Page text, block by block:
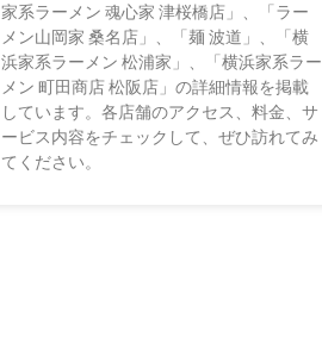
家系ラーメン 魂心家 津桜橋店」、「ラー
メン山岡家 桑名店」、「麺 波道」、「横
浜家系ラーメン 松浦家」、「横浜家系ラー
メン 町田商店 松阪店」の詳細情報を掲載
しています。各店舗のアクセス、料金、サ
ービス内容をチェックして、ぜひ訪れてみ
てください。